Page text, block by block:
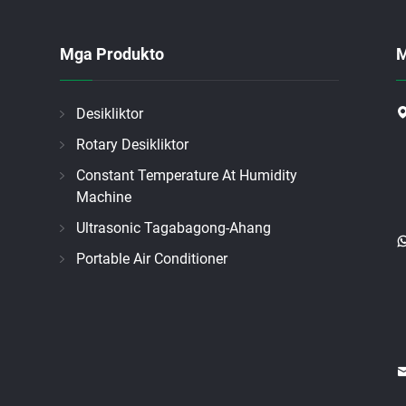
Mga Produkto
Desikliktor
Rotary Desikliktor
Constant Temperature At Humidity
Machine
Ultrasonic Tagabagong-Ahang
Portable Air Conditioner